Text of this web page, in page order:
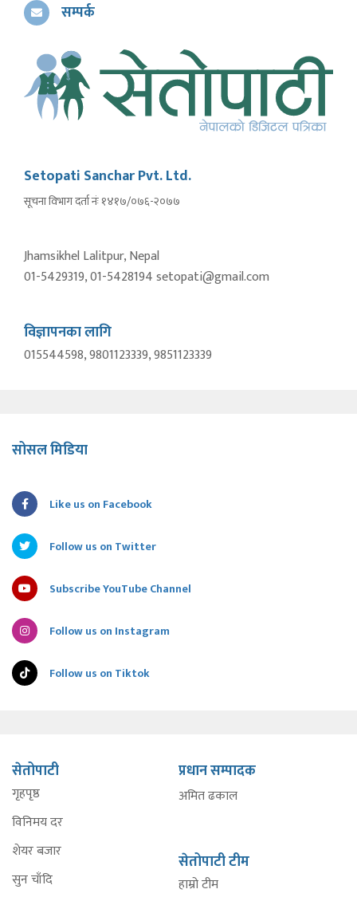
सम्पर्क
Setopati Sanchar Pvt. Ltd.
सूचना विभाग दर्ता नंः १४१७/०७६-२०७७
Jhamsikhel Lalitpur, Nepal
01-5429319, 01-5428194 setopati@gmail.com
विज्ञापनका लागि
015544598, 9801123339, 9851123339
सोसल मिडिया
Like us on Facebook
Follow us on Twitter
Subscribe YouTube Channel
Follow us on Instagram
Follow us on Tiktok
सेतोपाटी
गृहपृष्ठ
विनिमय दर
शेयर बजार
सुन चाँदि
प्रधान सम्पादक
अमित ढकाल
सेतोपाटी टीम
हाम्रो टीम